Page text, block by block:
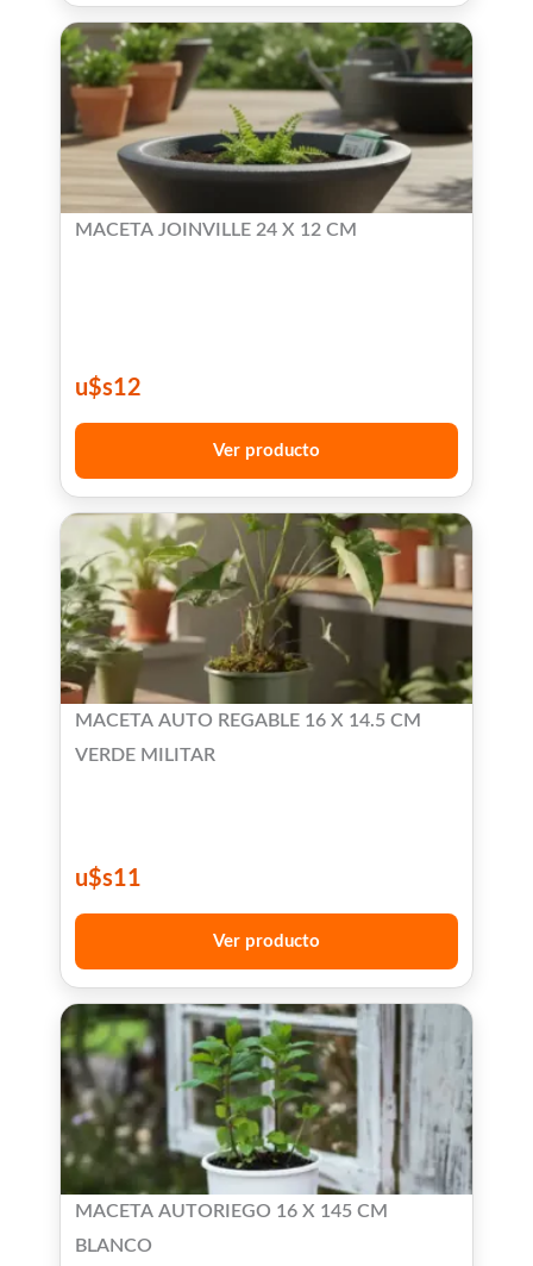
MACETA JOINVILLE 24 X 12 CM
u$s12
Ver producto
MACETA AUTO REGABLE 16 X 14.5 CM
VERDE MILITAR
u$s11
Ver producto
MACETA AUTORIEGO 16 X 145 CM
BLANCO